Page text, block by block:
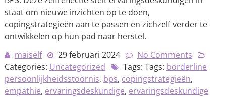
staat om nieuwe inzichten op te doen,
copingstrategieën aan te passen en zichzelf verder te
ontwikkelen op hun pad naar herstel.
maiself
29 februari 2024
No Comments
Categories: Uncategorized Tags: Tags: borderline
persoonlijkheidsstoornis, bps, copingstrategieën,
empathie, ervaringsdeskundige, ervaringsdeskundige